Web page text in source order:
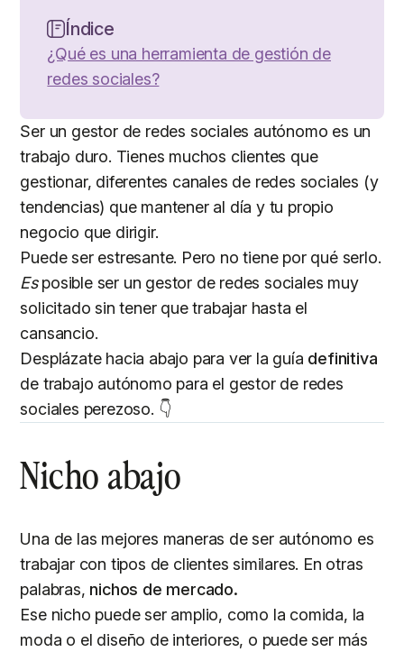
Índice
¿Qué es una herramienta de gestión de
redes sociales?
Ser un gestor de redes sociales autónomo es un
trabajo duro. Tienes muchos clientes que
gestionar, diferentes canales de redes sociales (y
tendencias) que mantener al día y tu propio
negocio que dirigir.
Puede ser estresante. Pero no tiene por qué serlo.
Esposible ser un gestor de redes sociales muy
solicitado sin tener que trabajar hasta el
cansancio.
Desplázate hacia abajo para ver la guía definitiva
de trabajo autónomo para el gestor de redes
sociales perezoso. 👇
Nicho abajo
Una de las mejores maneras de ser autónomo es
trabajar con tipos de clientes similares. En otras
palabras, nichos de mercado.
Ese nicho puede ser amplio, como la comida, la
moda o el diseño de interiores, o puede ser más